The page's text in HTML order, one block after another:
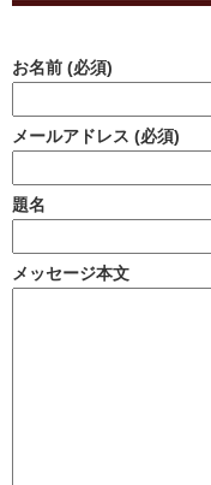
お名前 (必須)
メールアドレス (必須)
題名
メッセージ本文